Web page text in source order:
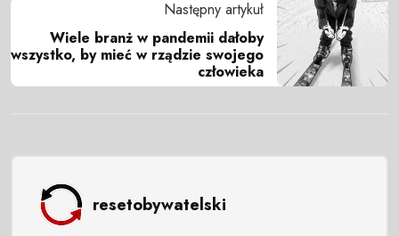
Następny artykuł
Wiele branż w pandemii dałoby
wszystko, by mieć w rządzie swojego
człowieka
resetobywatelski